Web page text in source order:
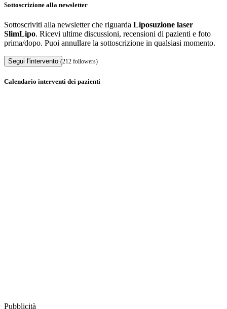
Sottoscrizione alla newsletter
Sottoscriviti alla newsletter che riguarda Liposuzione laser
SlimLipo. Ricevi ultime discussioni, recensioni di pazienti e foto
prima/dopo. Puoi annullare la sottoscrizione in qualsiasi momento.
Segui l'intervento (212 followers)
Calendario interventi dei pazienti
Pubblicità